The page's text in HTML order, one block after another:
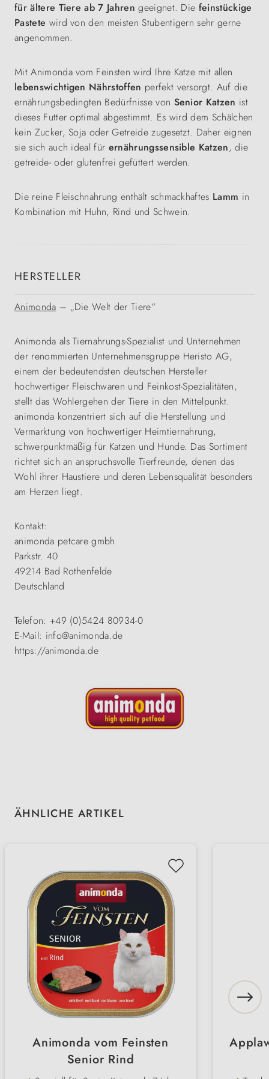
für ältere Tiere ab 7 Jahren geeignet. Die feinstückige
Pastete wird von den meisten Stubentigern sehr gerne
angenommen.
Mit Animonda vom Feinsten wird Ihre Katze mit allen
lebenswichtigen Nährstoffen perfekt versorgt. Auf die
ernährungsbedingten Bedürfnisse von Senior Katzen ist
dieses Futter optimal abgestimmt. Es wird dem Schälchen
kein Zucker, Soja oder Getreide zugesetzt. Daher eignen
sie sich auch ideal für ernährungssensible Katzen, die
getreide- oder glutenfrei gefüttert werden.
Die reine Fleischnahrung enthält schmackhaftes Lamm in
Kombination mit Huhn, Rind und Schwein.
HERSTELLER
Animonda – „Die Welt der Tiere“
Animonda als Tiernahrungs-Spezialist und Unternehmen
der renommierten Unternehmensgruppe Heristo AG,
einem der bedeutendsten deutschen Hersteller
hochwertiger Fleischwaren und Feinkost-Spezialitäten,
stellt das Wohlergehen der Tiere in den Mittelpunkt.
animonda konzentriert sich auf die Herstellung und
Vermarktung von hochwertiger Heimtiernahrung,
schwerpunktmäßig für Katzen und Hunde. Das Sortiment
richtet sich an anspruchsvolle Tierfreunde, denen das
Wohl ihrer Haustiere und deren Lebensqualität besonders
am Herzen liegt.
Kontakt:
animonda petcare gmbh
Parkstr. 40
49214 Bad Rothenfelde
Deutschland
Telefon: +49 (0)5424 80934-0
E-Mail: info@animonda.de
https://animonda.de
Produktgalerie überspringen
ÄHNLICHE ARTIKEL
Animonda vom Feinsten
Senior Rind